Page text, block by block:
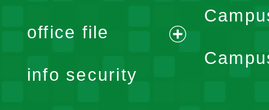
office file
expand
info security